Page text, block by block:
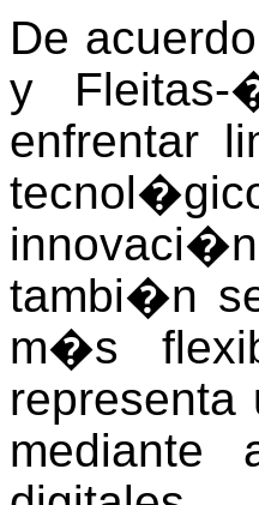
De
y Fleitas-
enfrentar
tambi�n
m�s
representa
mediante